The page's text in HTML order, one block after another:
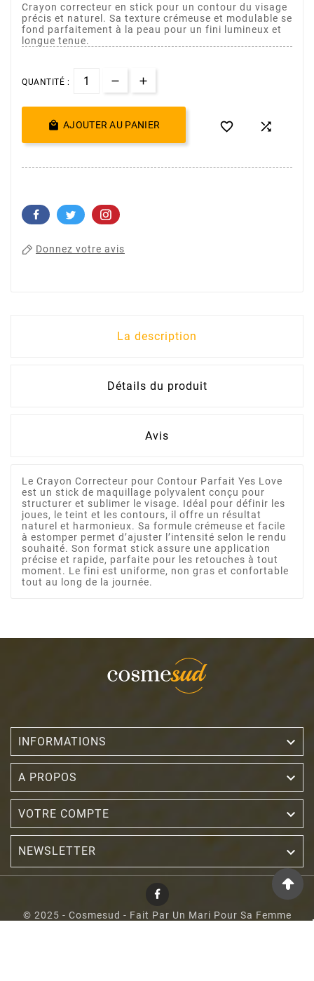
Crayon correcteur en stick pour un contour du visage
précis et naturel. Sa texture crémeuse et modulable se
fond parfaitement à la peau pour un fini lumineux et
longue tenue.
QUANTITÉ :
 AJOUTER AU PANIER  
Donnez votre avis
La description
Détails du produit
Avis
Le Crayon Correcteur pour Contour Parfait Yes Love
est un stick de maquillage polyvalent conçu pour
structurer et sublimer le visage. Idéal pour définir les
joues, le teint et les contours, il offre un résultat
naturel et harmonieux. Sa formule crémeuse et facile
à estomper permet d’ajuster l’intensité selon le rendu
souhaité. Son format stick assure une application
précise et rapide, parfaite pour les retouches à tout
moment. Le fini est uniforme, non gras et confortable
tout au long de la journée.
INFORMATIONS 
A PROPOS 
VOTRE COMPTE 
NEWSLETTER 
© 2025 - Cosmesud - Fait Par Un Mari Pour Sa Femme